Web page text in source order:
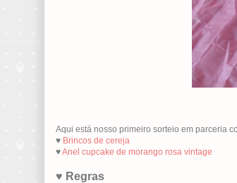
Aqui está nosso primeiro sorteio em parceria
♥ Brincos de cereja
♥Anel cupcake de morango rosa vintage
♥ Regras